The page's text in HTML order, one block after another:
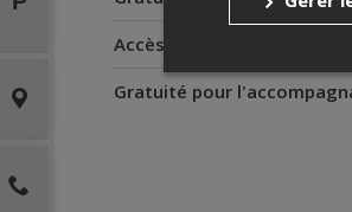
Accès pour personnes à
Gratuité pour